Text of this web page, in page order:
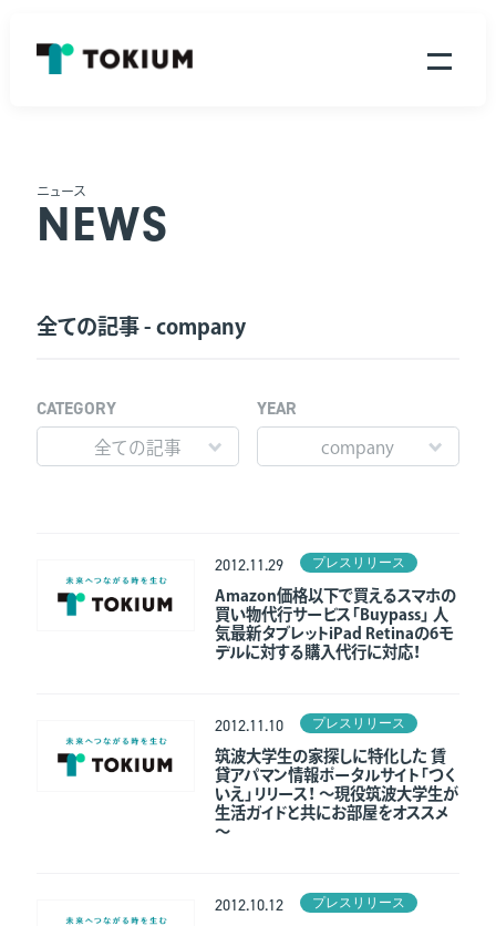
会社情報
サービス
ニュース
ニュース
NEWS
全ての記事 - company
CATEGORY
全ての記事
YEAR
company
2012.11.29 プレスリリース
Amazon価格以下で買えるスマホの
買い物代行サービス「Buypass」 人
気最新タブレットiPad Retinaの6モ
デルに対する購入代行に対応！
2012.11.10 プレスリリース
筑波大学生の家探しに特化した 賃
貸アパマン情報ポータルサイト「つく
いえ」リリース！ ～現役筑波大学生が
生活ガイドと共にお部屋をオススメ
～
2012.10.12 プレスリリース